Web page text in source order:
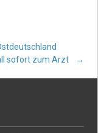
sofort zum Arzt
→